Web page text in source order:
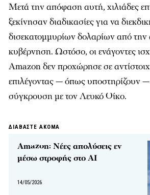
Μετά την απόφαση αυτή, χιλιάδες
ξεκίνησαν διαδικασίες για να
δισεκατομμυρίων δολαρίων από την
κυβέρνηση. Ωστόσο, οι ενάγοντες
Amazon δεν προχώρησε σε
επιλέγοντας — όπως υποστηρίζουν
σύγκρουση με τον Λευκό Οίκο.
ΔΙΑΒΑΣΤΕ ΑΚΟΜΑ
Amazon: Νέες απολύσεις εν
μέσω στροφής στο AI
14/05/2026